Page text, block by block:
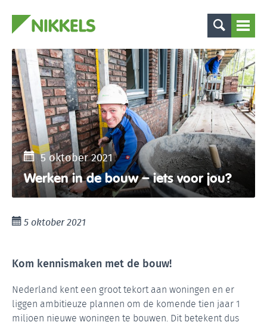
5 oktober 2021
Werken in de bouw – iets voor jou?
5 oktober 2021
Kom kennismaken met de bouw!
Nederland kent een groot tekort aan woningen en er
liggen ambitieuze plannen om de komende tien jaar 1
miljoen nieuwe woningen te bouwen. Dit betekent dus